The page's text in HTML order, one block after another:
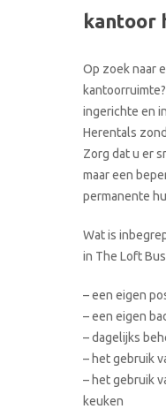
kantoor
Op zoek naar
ingerichte en
Herentals
Zorg dat u er
maar een
permanente
Wat is
in The Loft
– een eigen
– een eigen
– dagelijks
– het gebruik
– het gebruik
keuken